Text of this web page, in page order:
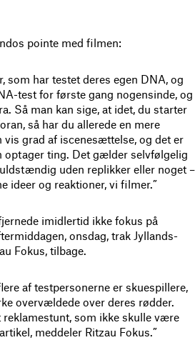
pointe med filmen:
som har testet deres egen DNA, og
test for første gang nogensinde, og
Så man kan sige, at idet, du starter
så har du allerede en mere
grad af iscenesættelse, og det er
optager ting. Det gælder selvfølgelig
uden replikker eller noget –
ideer og reaktioner, vi filmer.”
imidlertid ikke fokus på
onsdag, trak Jyllands-
Fokus, tilbage.
af testpersonerne er skuespillere,
overvældede over deres rødder.
reklamestunt, som ikke skulle være
meddeler Ritzau Fokus.”